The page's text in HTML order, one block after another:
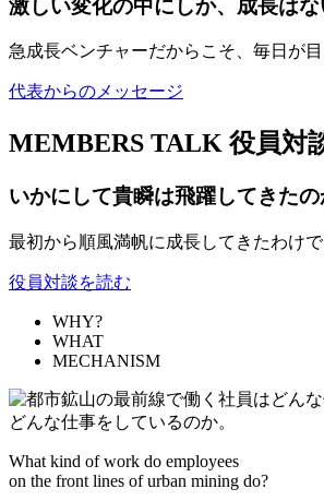
激しい変化の中にしか、成長はな
急成長ベンチャーだからこそ、毎日が
代表からのメッセージ
MEMBERS TALK 役員対
いかにして貴瞬は飛躍してきたの
最初から順風満帆に成長してきたわけ
役員対談を読む
WHY?
WHAT
MECHANISM
どんな仕事をしているのか。
What kind of work do employees
on the front lines of urban mining do?